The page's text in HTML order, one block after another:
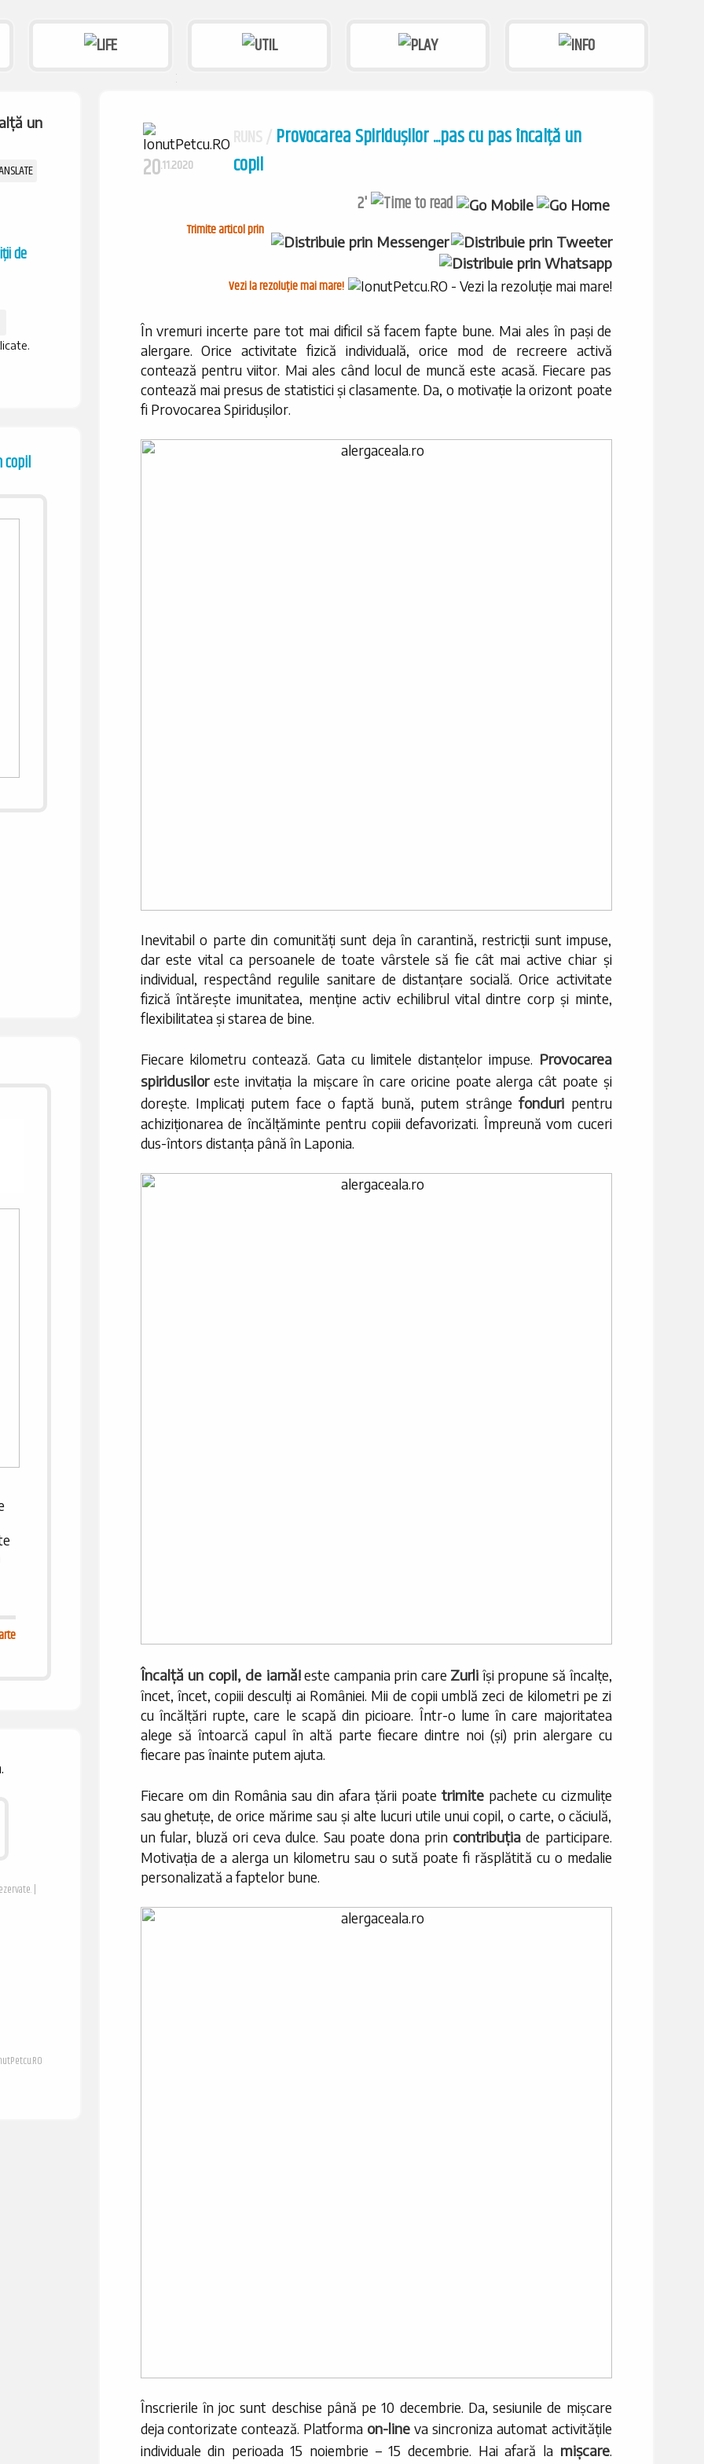
de
copil
|
20.11.2020
RUNS /Provocarea Spiridușilor ...pas cu pas încalță un
copil
2'
Trimite articol prin
Vezi la rezoluție mai mare!
În vremuri incerte pare tot mai dificil să facem fapte bune. Mai ales în pași de
alergare. Orice activitate fizică individuală, orice mod de recreere activă
contează pentru viitor. Mai ales când locul de muncă este acasă. Fiecare pas
contează mai presus de statistici și clasamente. Da, o motivație la orizont poate
fi Provocarea Spiridușilor.
Inevitabil o parte din comunități sunt deja în carantină, restricții sunt impuse,
dar este vital ca persoanele de toate vârstele să fie cât mai active chiar și
individual, respectând regulile sanitare de distanțare socială. Orice activitate
fizică întărește imunitatea, menține activ echilibrul vital dintre corp și minte,
flexibilitatea și starea de bine.
Fiecare kilometru contează. Gata cu limitele distanțelor impuse. Provocarea
spiridusiloreste invitația la mișcare în care oricine poate alerga cât poate și
dorește. Implicați putem face o faptă bună, putem strângefonduri pentru
achiziționarea de încălțăminte pentru copiii defavorizati. Împreună vom cuceri
dus-întors distanța până în Laponia.
Încalță un copil, de iarnă!este campania prin care Zurli își propune să încalțe,
încet, încet, copiii desculți ai României. Mii de copii umblă zeci de kilometri pe zi
cu încălțări rupte, care le scapă din picioare. Într-o lume în care majoritatea
alege să întoarcă capul în altă parte fiecare dintre noi (și) prin alergare cu
fiecare pas înainte putem ajuta.
Fiecare om din România sau din afara țării poatetrimite pachete cu cizmulițe
sau ghetuțe, de orice mărime sau și alte lucuri utile unui copil, o carte, o căciulă,
un fular, bluză ori ceva dulce. Sau poate dona prin contribuția de participare.
Motivația de a alerga un kilometru sau o sută poate fi răsplătită cu o medalie
personalizată a faptelor bune.
Înscrierile în joc sunt deschise până pe 10 decembrie. Da, sesiunile de mișcare
deja contorizate contează. Platforma on-line va sincroniza automat activitățile
individuale din perioada 15 noiembrie – 15 decembrie. Hai afară la mișcare.